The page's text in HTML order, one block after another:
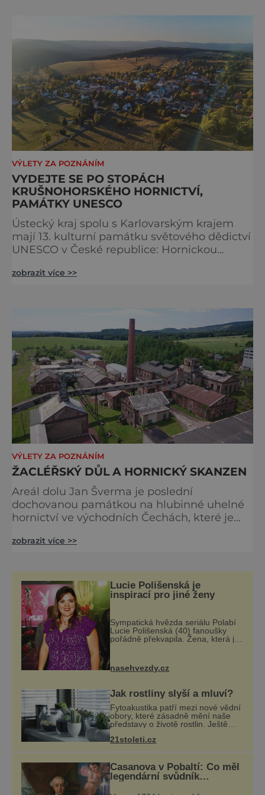
VÝLETY ZA POZNÁNÍM
VYDEJTE SE PO STOPÁCH
KRUŠNOHORSKÉHO HORNICTVÍ,
PAMÁTKY UNESCO
Ústecký kraj spolu s Karlovarským krajem
mají 13. kulturní památku světového dědictví
UNESCO v České republice: Hornickou
dědictví byly zapsány Hornické památky v
v ázerbájdžánském Baku. Počet památek v
České republice, které se mohou pyšnit
titulem světo
zobrazit více >>
VÝLETY ZA POZNÁNÍM
ŽACLÉŘSKÝ DŮL A HORNICKÝ SKANZEN
Areál dolu Jan Šverma je poslední
dochovanou památkou na hlubinné uhelné
hornictví ve východních Čechách, které je
Komplexy budov těžních souborů jam Jan a
šachetních budovách je vytvořena expozice,
která plně ukazuje pohyb důlních vozů na
povrchu bývalého dolu. Dále je zde
zobrazit více >>
Lucie Polišenská je
inspirací pro jiné ženy
Sympatická hvězda seriálu Polabí
Lucie Polišenská (40) fanoušky
pořádně překvapila. Žena, která je
vůbec poprvé postavila před objekti
nasehvezdy.cz
Jak rostliny slyší a mluví?
Fytoakustika patří mezi nové vědní
obory, které zásadně mění naše
představy o životě rostlin. Ještě
rostliny považovány za tiché a
21stoleti.cz
Casanova v Pobaltí: Co měl
legendární svůdník